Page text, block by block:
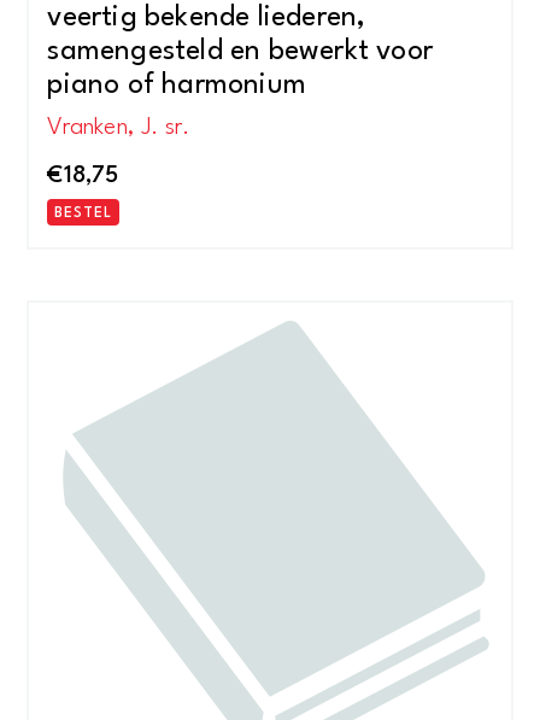
veertig bekende liederen,
samengesteld en bewerkt voor
piano of harmonium
Vranken, J. sr.
€18,75
BESTEL